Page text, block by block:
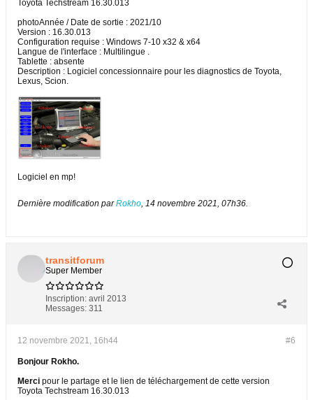
Toyota Techstream 16.30.013
photoAnnée / Date de sortie : 2021/10
Version : 16.30.013
Configuration requise : Windows 7-10 x32 & x64
Langue de l'interface : Multilingue .
Tablette : absente
Description : Logiciel concessionnaire pour les diagnostics de Toyota,
Lexus, Scion.
Logiciel en mp!
Dernière modification parRokho, 14 novembre 2021, 07h36.
transitforum
Super Member
Inscription: avril 2013
Messages: 311
#6
12 novembre 2021, 16h44
Bonjour Rokho.
Merci pour le partage et le lien de téléchargement de cette version
Toyota Techstream 16.30.013